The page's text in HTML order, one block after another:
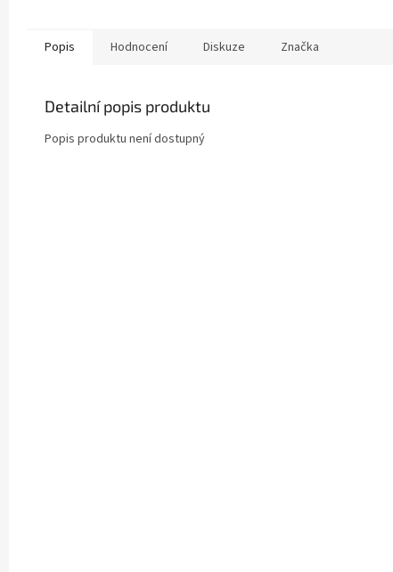
Popis Hodnocení Diskuze Značka
Detailní popis produktu
Popis produktu není dostupný